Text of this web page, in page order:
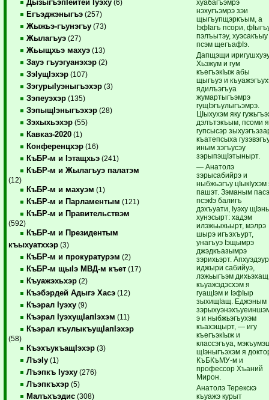
ДызыгъэпIейтей Iуэху (6)
Егъэджэныгъэ (257)
Жыжьэ-гъунэгъу (73)
Жылагъуэ (27)
Жьыщхьэ махуэ (13)
Зауэ гъуэгуанэхэр (2)
ЗэIущIэхэр (107)
ЗэгурыIуэныгъэхэр (3)
Зэпеуэхэр (135)
ЗэпыщIэныгъэхэр (28)
Зэхыхьэхэр (55)
Кавказ-2020 (1)
Конференцхэр (16)
КъБР-м и Iэтащхьэ (241)
КъБР-м и Жылагъуэ палатэм
(12)
КъБР-м и махуэм (1)
КъБР-м и Парламентым (121)
КъБР-м и Правительствэм
(592)
КъБР-м и Президентым
къыхуатххэр (3)
КъБР-м и прокуратурэм (2)
КъБР-м щыIэ МВД-м къет (17)
Къуажэхьхэр (2)
Къэбэрдей Адыгэ Хасэ (12)
Къэрал Iуэху (9)
Къэрал IуэхущIапIэхэм (11)
Къэрал къулыкъущIапIэхэр
(58)
КъэхъукъащIэхэр (3)
ЛъэIу (1)
Лъэпкъ Iуэху (276)
Лъэпкъхэр (5)
Малъхъэдис (308)
хуабагъэмрэ
нэхугъэмрэ зэи
щыгъупщэркъым, а
IэфIагъ псори,
пэлъытэу,
псэм щегъафIэ.
Дапщэщи
Хьэжум и гум
къегъэкIыж абы
щыгъуэ и
ядилъэгъуа
жумартыгъэмрэ
гущIэгъулыгъэмрэ.
ЦIыхухэм яку
дэлътэкъым, псоми я
гупсысэр
къатепсыха
иным зэгъусэу
зэрыпэщIэтынырт.
— Анатолэ
зэрысабийрэ и
ныбжьэгъу цIыкIухэм
пашэт. Зэманым
псэкIэ балигъ
дэхъуати, Iуэху
хунэсырт: хадэм
илэжьыхьырт, мэлрэ
шырэ игъэхъурт,
унагъуэ Iэщымрэ
джэдкъазымрэ
зэрихьэрт.
иджыри сабийуэ,
лэжьыгъэм
къуажэдэсхэм я
гуащIэм и IэфIыр
зыхищIащ. Еджэным
э и ныбжьэгъухэм
къахэщырт, — игу
къегъэкIыж и
классэгъуа,
щIэныгъэхэм я
КъБКъМУ-м и
профессор Хъаний
Мирон.
Анатолэ Терекскэ
къуажэ курыт